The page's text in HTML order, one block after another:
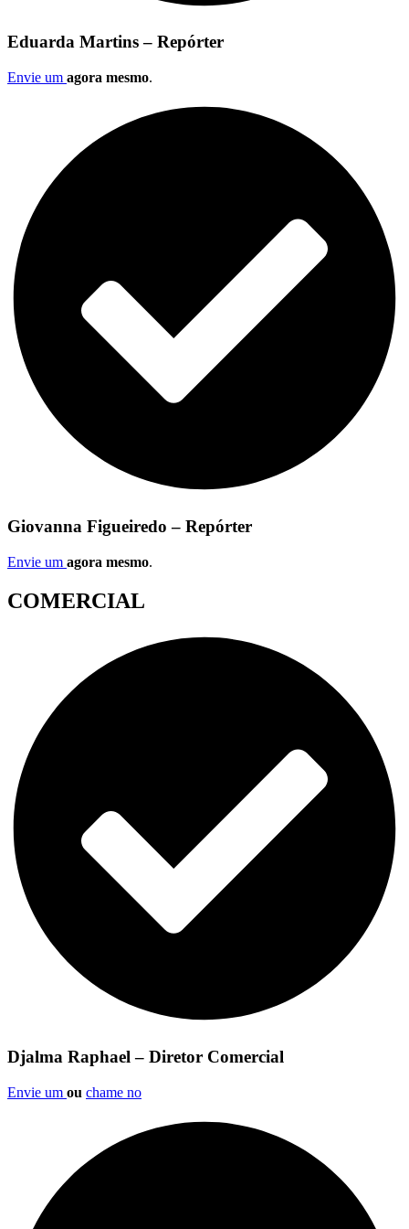
Eduarda Martins – Repórter
Envie um agora mesmo.
Giovanna Figueiredo – Repórter
Envie um agora mesmo.
COMERCIAL
Djalma Raphael – Diretor Comercial
Envie um ou chame no